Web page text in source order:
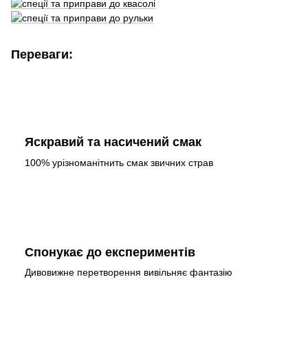
Переваги:
Яскравий та насичений смак
100% урізноманітнить смак звичних страв
Спонукає до експериментів
Дивовижне перетворення вивільняє фантазію